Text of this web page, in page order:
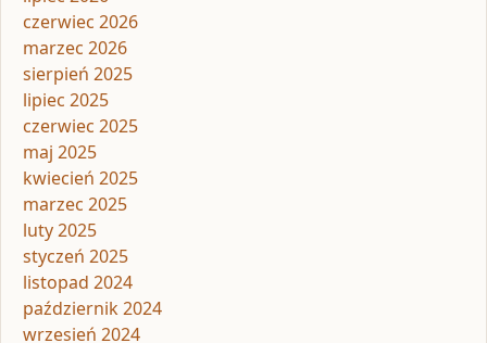
czerwiec 2026
marzec 2026
sierpień 2025
lipiec 2025
czerwiec 2025
maj 2025
kwiecień 2025
marzec 2025
luty 2025
styczeń 2025
listopad 2024
październik 2024
wrzesień 2024